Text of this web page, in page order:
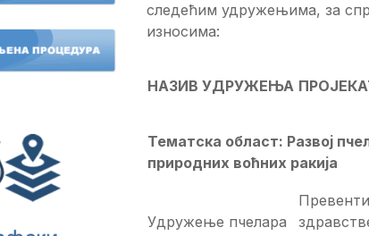
следећим удружењима, за
износима:
НАЗИВ УДРУЖЕЊА
Тематска област: Развој
природних воћних ракија
Удружење пчелара